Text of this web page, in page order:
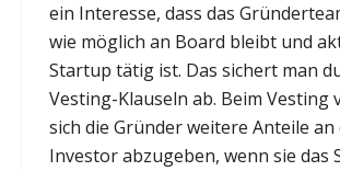
ein Interesse, dass das
wie möglich an Board bleibt und
Startup tätig ist. Das sichert man
Vesting-Klauseln ab. Beim Vesting
sich die Gründer weitere Anteile an
Investor abzugeben, wenn sie das